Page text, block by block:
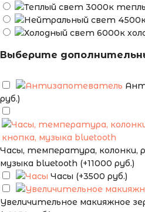
Выберите
руб.)
Часы, температура, колонки,
музыка bluetooth (+11000 руб.)
Часы (+3500 руб.)
Увеличительное макияжное